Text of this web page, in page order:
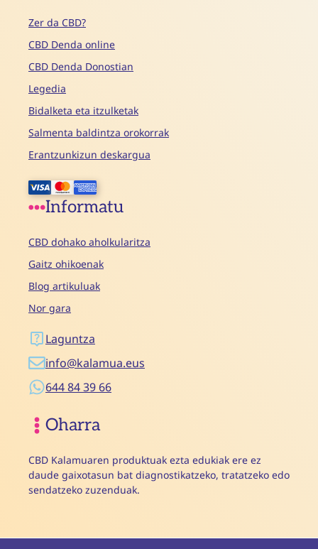
Zer da CBD?
CBD Denda online
CBD Denda Donostian
Legedia
Bidalketa eta itzulketak
Salmenta baldintza orokorrak
Erantzunkizun deskargua
Informatu
CBD dohako aholkularitza
Gaitz ohikoenak
Blog artikuluak
Nor gara
Laguntza
info@kalamua.eus
644 84 39 66
Oharra
CBD Kalamuaren produktuak ezta edukiak ere ez
daude gaixotasun bat diagnostikatzeko, tratatzeko edo
sendatzeko zuzenduak.